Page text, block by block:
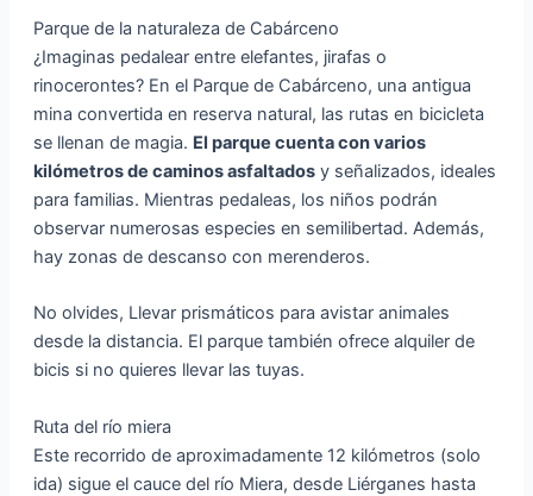
Parque de la naturaleza de Cabárceno
¿Imaginas pedalear entre elefantes, jirafas o
rinocerontes? En el Parque de Cabárceno, una antigua
mina convertida en reserva natural, las rutas en bicicleta
se llenan de magia. El parque cuenta con varios
kilómetros de caminos asfaltadosy señalizados, ideales
para familias. Mientras pedaleas, los niños podrán
observar numerosas especies en semilibertad. Además,
hay zonas de descanso con merenderos.
No olvides, Llevar prismáticos para avistar animales
desde la distancia. El parque también ofrece alquiler de
bicis si no quieres llevar las tuyas.
Ruta del río miera
Este recorrido de aproximadamente 12 kilómetros (solo
ida) sigue el cauce del río Miera, desde Liérganes hasta